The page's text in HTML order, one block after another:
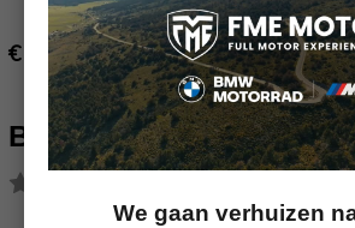
€ 30.00
BMW TANKPAD
We gaan verhuizen